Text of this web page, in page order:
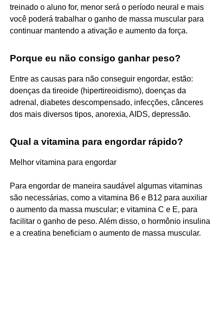
treinado o aluno for, menor será o período neural e mais
você poderá trabalhar o ganho de massa muscular para
continuar mantendo a ativação e aumento da força.
Porque eu não consigo ganhar peso?
Entre as causas para não conseguir engordar, estão:
doenças da tireoide (hipertireoidismo), doenças da
adrenal, diabetes descompensado, infecções, cânceres
dos mais diversos tipos, anorexia, AIDS, depressão.
Qual a vitamina para engordar rápido?
Melhor vitamina para engordar
Para engordar de maneira saudável algumas vitaminas
são necessárias, como a vitamina B6 e B12 para auxiliar
o aumento da massa muscular; e vitamina C e E, para
facilitar o ganho de peso. Além disso, o hormônio insulina
e a creatina beneficiam o aumento de massa muscular.